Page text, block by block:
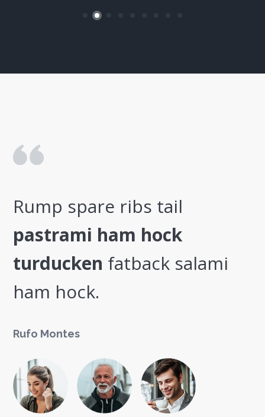
Rump spare ribs tail
pastrami ham hock
turduckenfatback salami
ham hock.
Rufo Montes